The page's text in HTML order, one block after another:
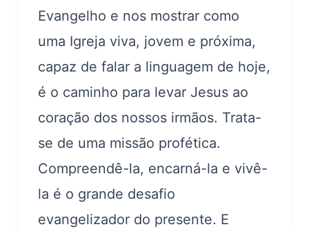
Evangelho e nos mostrar como
uma Igreja viva, jovem e próxima,
capaz de falar a linguagem de hoje,
é o caminho para levar Jesus ao
coração dos nossos irmãos. Trata-
se de uma missão profética.
Compreendê-la, encarná-la e vivê-
la é o grande desafio
evangelizador do presente. E